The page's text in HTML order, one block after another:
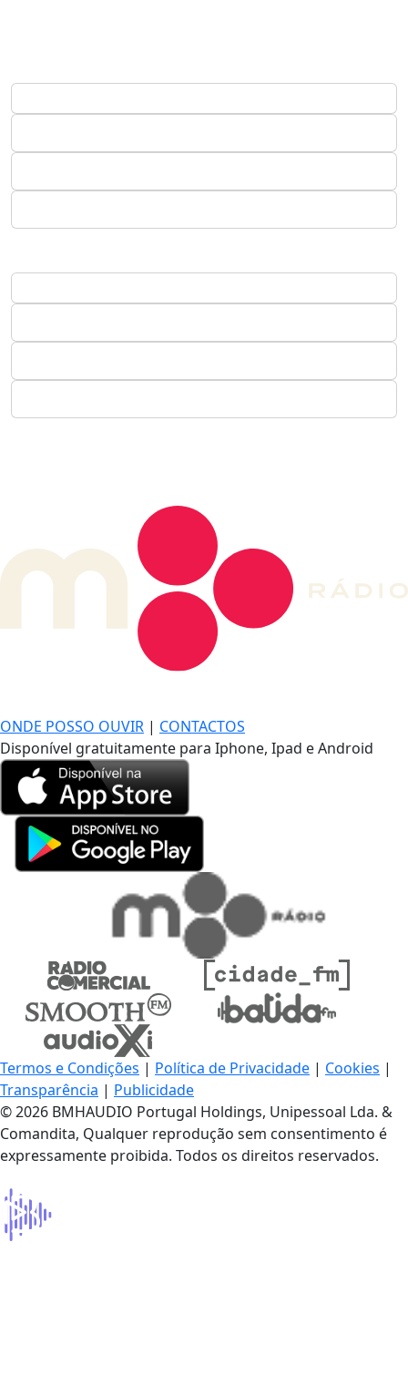
ONDE POSSO OUVIR | CONTACTOS
Disponível gratuitamente para Iphone, Ipad e Android
Termos e Condições | Política de Privacidade | Cookies |
Transparência | Publicidade
© 2026 BMHAUDIO Portugal Holdings, Unipessoal Lda. &
Comandita, Qualquer reprodução sem consentimento é
expressamente proibida. Todos os direitos reservados.